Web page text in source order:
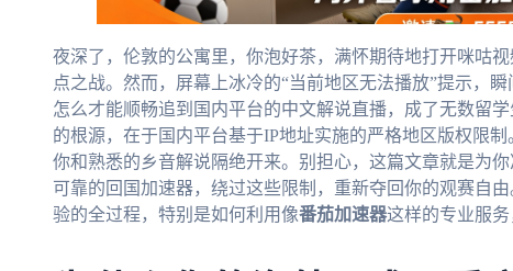
夜深了，伦敦的公寓里，你泡好茶，满怀期待地打开咪咕
点之战。然而，屏幕上冰冷的“当前地区无法播放”提示，
怎么才能顺畅追到国内平台的中文解说直播，成了无数留
的根源，在于国内平台基于IP地址实施的严格地区版权限
你和熟悉的乡音解说隔绝开来。别担心，这篇文章就是为
可靠的回国加速器，绕过这些限制，重新夺回你的观赛自
验的全过程，特别是如何利用像番茄加速器这样的专业服务